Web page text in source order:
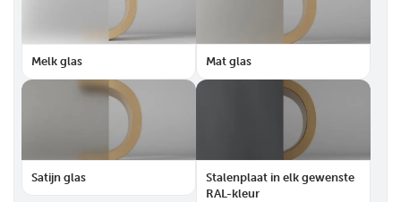
Melk glas Mat glas
Satijn glas
Stalenplaat in elk gewenste
RAL-kleur